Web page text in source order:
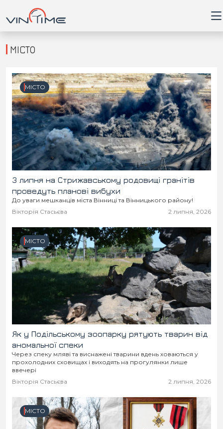
Головна
Війна
Новини
Кримінал
Здоров'я
Приватна думка
В кулуарах
Місто
Життя
Відео
Конфлікти
Партнери
Спорт
Історія
Спорт
Футбол
Контакти
Підписатись на нас у Telegram
МІСТО
МІСТО
3 липня на Стрижавському родовищі гранітів
проведуть планові вибухи
До уваги мешканців міста Вінниці та Вінницького району!
Вікторія Стасьєва
2 липня, 2026
МІСТО
Як у Подільському зоопарку рятують тварин від
аномальної спеки
Через спеку мляві та виснажені тварини вдень ховаються у
прохолодних сховищах і виходять на прогулянки лише
ввечері
Вікторія Стасьєва
2 липня, 2026
МІСТО